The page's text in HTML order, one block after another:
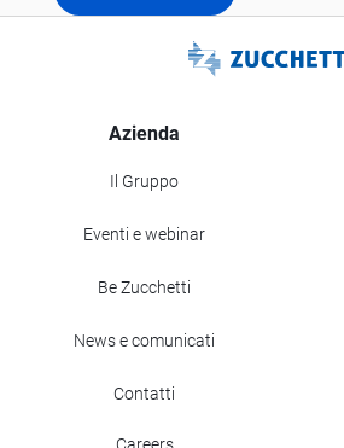
Azienda
Il Gruppo
Eventi e webinar
Be Zucchetti
News e comunicati
Contatti